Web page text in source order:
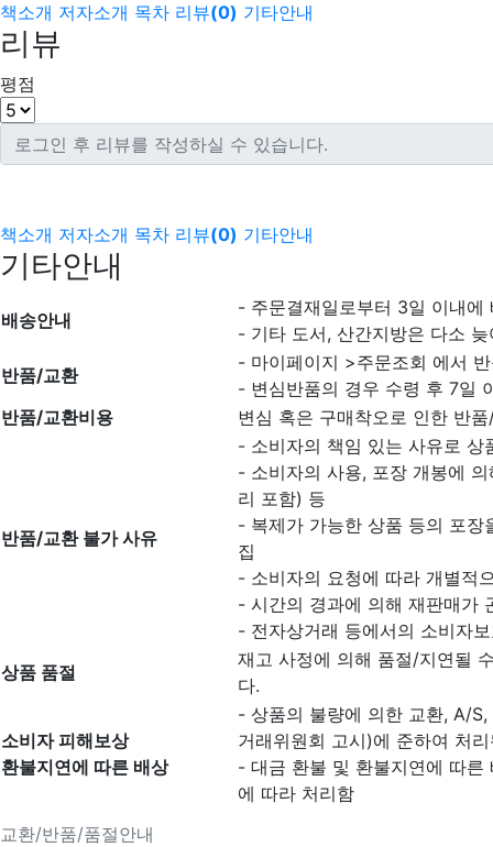
책소개 저자소개 목차 리뷰(0) 기타안내
리뷰
평점
책소개 저자소개 목차 리뷰(0) 기타안내
기타안내
교환/반품/품절안내
배송안내
- 주문결재일로부터 3일 이내에
- 기타 도서, 산간지방은 다소
반품/교환
- 마이페이지 >주문조회 에서
- 변심반품의 경우 수령 후 7일
반품/교환비용
변심 혹은 구매착오로 인한 반
반품/교환 불가 사유
- 소비자의 책임 있는 사유로
- 소비자의 사용, 포장 개봉에
리 포함) 등
- 복제가 가능한 상품 등의 포장
집
- 소비자의 요청에 따라 개별적
- 시간의 경과에 의해 재판매가
- 전자상거래 등에서의 소비자
상품 품절
재고 사정에 의해 품절/지연될
다.
소비자 피해보상
환불지연에 따른 배상
- 상품의 불량에 의한 교환, A/
거래위원회 고시)에 준하여 처
- 대금 환불 및 환불지연에 따른
에 따라 처리함